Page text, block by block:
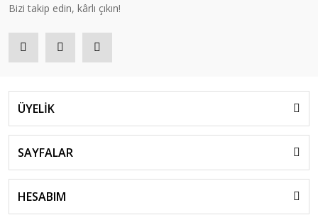
Bizi takip edin, kârlı çıkın!
ÜYELİK
SAYFALAR
HESABIM